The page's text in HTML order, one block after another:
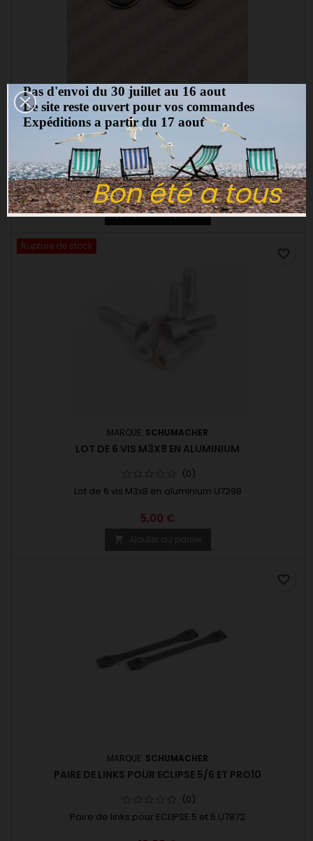
MARQUE:AVID
PAIRE DE ROULEMENTS POUR ROUES AVANT PRO10 ET 1/12
Roulements roues avant 1/12 et PRO10 1/8 x 5/16 x 9/64
3,00 €
 Ajouter au panier
Rupture de stock
MARQUE: SCHUMACHER
LOT DE 6 VIS M3X8 EN ALUMINIUM
(0)
Lot de 6 vis M3x8 en aluminium U7298
5,00 €
favorite_border
MARQUE: SCHUMACHER
PAIRE DE LINKS POUR ECLIPSE 5/6 ET PRO10
(0)
Paire de links pour ECLIPSE 5 et 6 U7872
favorite_border
Bon été a tous
Pas d'envoi du 30 juillet au 16 aout
Le site reste ouvert pour vos commandes
Expéditions a partir du 17 aout